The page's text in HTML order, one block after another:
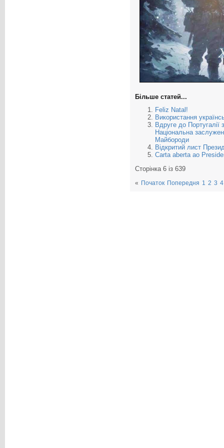
Більше статей...
Feliz Natal!
Використання
Вдруге до Португалії
Національна
Майбороди
Відкритий лист
Carta aberta ao
Сторінка 6 із 639
« Початок Попередня 1 2 3 4